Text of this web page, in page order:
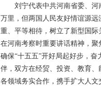
刘宁代表中共河南省委、河南
万里，但两国人民友好情谊源
重、平等相待，树立了新型国
在河南考察时重要讲话精神，聚
确保“十五五”开好局起好步，
伴，双方在经贸、投资、教育
各领域务实合作，携手扩大人